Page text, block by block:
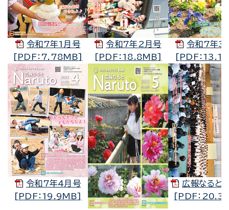
令和7年1月号
[PDF：7.78MB]
令和7年2月号
[PDF：18.8MB]
令和7年3
[PDF：
令和7年4月号
[PDF：19.9MB]
広報なると
[PDF：